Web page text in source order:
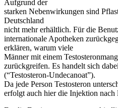
Aufgrund der
starken Nebenwirkungen sind
Deutschland
nicht mehr erhältlich. Für die
internationale Apotheken
erklären, warum viele
Männer mit einem
zurückgreifen. Es handelt sich
(“Testosteron-Undecanoat”).
Da jede Person Testosteron
erfolgt auch hier die Injektion nach